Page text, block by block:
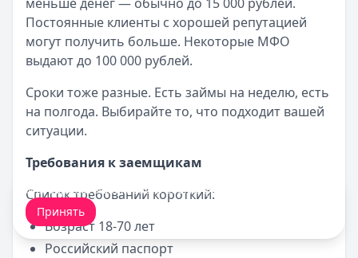
Постоянные клиенты с хорошей репутацией
могут получить больше. Некоторые МФО
выдают до 100 000 рублей.
Сроки тоже разные. Есть займы на неделю, есть
на полгода. Выбирайте то, что подходит вашей
ситуации.
Требования к заемщикам
Список требований короткий:
Возраст 18-70 лет
Российский паспорт
Мы обрабатываем ваши cookie-файлы
Принять